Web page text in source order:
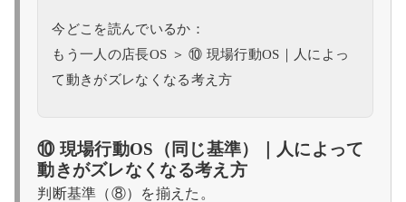
今どこを読んでいるか：
もう一人の店長OS ＞ ⑩ 現場行動OS｜人によっ
て動きがズレなくなる考え方
⑩ 現場行動OS（同じ基準）｜人によって
動きがズレなくなる考え方
判断基準（⑧）を揃えた。